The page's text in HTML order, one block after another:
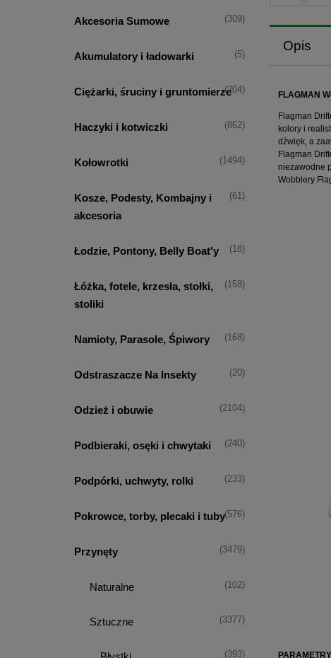
Akcesoria Sumowe (309)
Akumulatory i ładowarki (5)
Ciężarki, śruciny i gruntomierze(204)
Haczyki i kotwiczki (862)
Kołowrotki (1494)
Kosze, Podesty, Kombajny i
akcesoria
(61)
Łodzie, Pontony, Belly Boat'y (18)
Łóżka, fotele, krzesła, stołki,
stoliki
(158)
Namioty, Parasole, Śpiwory (168)
Odstraszacze Na Insekty (20)
Odzież i obuwie (2104)
Podbieraki, osęki i chwytaki (240)
Podpórki, uchwyty, rolki (233)
Pokrowce, torby, plecaki i tuby(576)
Przynęty (3479)
Naturalne (102)
Sztuczne (3377)
(393)
Opis
FLAGMAN
Flagman
kolory i
dźwięk, a
Flagman
niezawodne
Wobblery
PARAMETRY